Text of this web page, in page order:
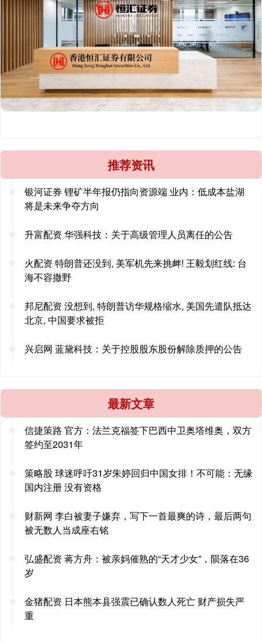
推荐资讯
银河证券 锂矿半年报仍指向资源端 业内：低成本盐湖
将是未来争夺方向
升富配资 华强科技：关于高级管理人员离任的公告
火配资 特朗普还没到, 美军机先来挑衅! 王毅划红线: 台
海不容撒野
邦尼配资 没想到, 特朗普访华规格缩水, 美国先遣队抵达
北京, 中国要求被拒
兴启网 蓝黛科技：关于控股股东股份解除质押的公告
最新文章
信捷策路 官方：法兰克福签下巴西中卫奥塔维奥，双方
签约至2031年
策略股 球迷呼吁31岁朱婷回归中国女排！不可能：无缘
国内注册 没有资格
财新网 李白被妻子嫌弃，写下一首最爽的诗，最后两句
被无数人当成座右铭
弘盛配资 蒋方舟：被亲妈催熟的“天才少女”，陨落在36
岁
金猪配资 日本熊本县强震已确认数人死亡 财产损失严
重